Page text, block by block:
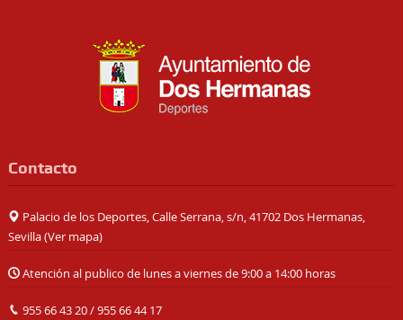
Contacto
Palacio de los Deportes, Calle Serrana, s/n, 41702 Dos Hermanas,
Sevilla (Ver mapa)
Atención al publico de lunes a viernes de 9:00 a 14:00 horas
955 66 43 20/955 66 44 17